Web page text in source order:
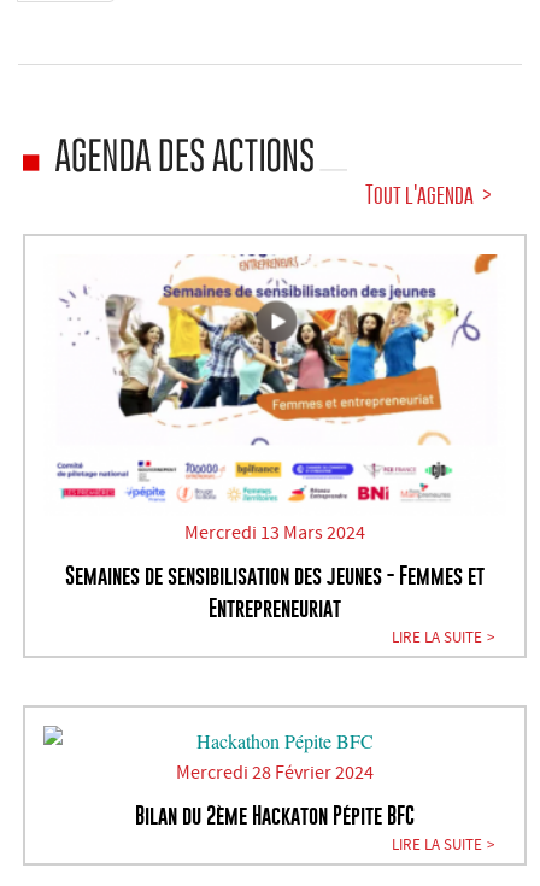
Tout l'agenda
Mercredi 13 Mars 2024
Semaines de sensibilisation des jeunes - Femmes et
Entrepreneuriat
LIRE LA SUITE
Mercredi 28 Février 2024
Bilan du 2ème Hackaton Pépite BFC
LIRE LA SUITE